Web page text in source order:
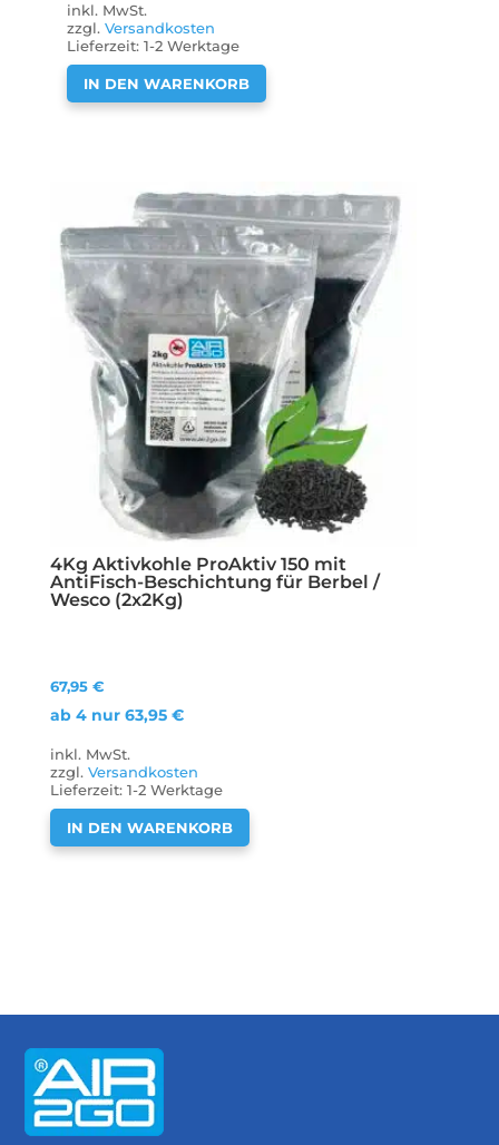
inkl. MwSt.
zzgl. Versandkosten
Lieferzeit: 1-2 Werktage
IN DEN WARENKORB
4Kg Aktivkohle ProAktiv 150 mit
AntiFisch-Beschichtung für Berbel /
Wesco (2x2Kg)
67,95€
ab 4 nur63,95€
inkl. MwSt.
zzgl.Versandkosten
Lieferzeit:1-2 Werktage
IN DEN WARENKORB